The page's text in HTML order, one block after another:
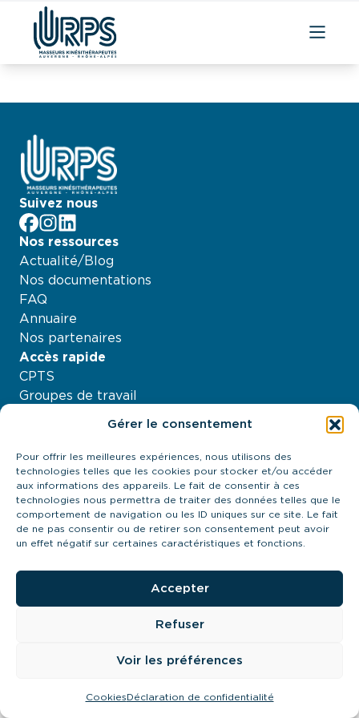
Gérer le consentement
Pour offrir les meilleures expériences, nous utilisons des
technologies telles que les cookies pour stocker et/ou accéder
aux informations des appareils. Le fait de consentir à ces
technologies nous permettra de traiter des données telles que le
comportement de navigation ou les ID uniques sur ce site. Le fait
de ne pas consentir ou de retirer son consentement peut avoir
un effet négatif sur certaines caractéristiques et fonctions.
Accepter
Refuser
Voir les préférences
CookiesDéclaration de confidentialité
Suivez nous
facebook
Instagram
LinkedIn
Nos ressources
Actualité/Blog
Nos documentations
FAQ
Annuaire
Nos partenaires
Accès rapide
CPTS
Groupes de travail
À propos
Contactez-nous
21 quai Antoine Riboud - 69002, Lyon
contact@urps-mk-ara.org
04 27 89 57 85
Politique de confidentialté